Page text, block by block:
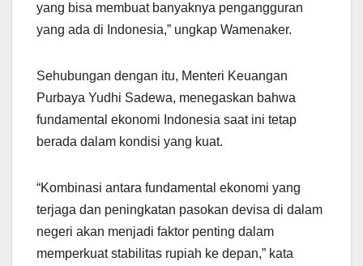
yang bisa membuat banyaknya pengangguran
yang ada di Indonesia,” ungkap Wamenaker.
Sehubungan dengan itu, Menteri Keuangan
Purbaya Yudhi Sadewa, menegaskan bahwa
fundamental ekonomi Indonesia saat ini tetap
berada dalam kondisi yang kuat.
“Kombinasi antara fundamental ekonomi yang
terjaga dan peningkatan pasokan devisa di dalam
negeri akan menjadi faktor penting dalam
memperkuat stabilitas rupiah ke depan,” kata